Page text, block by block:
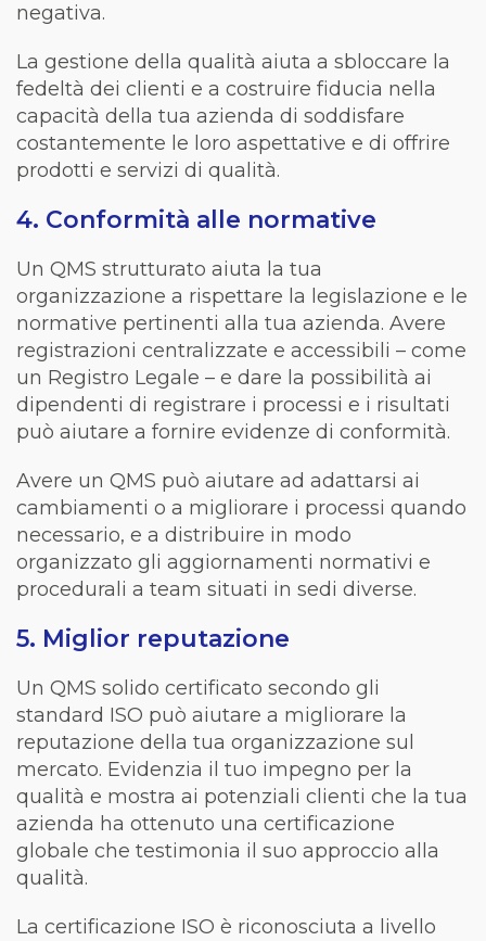
negativa.
La gestione della qualità aiuta a sbloccare la
fedeltà dei clienti e a costruire fiducia nella
capacità della tua azienda di soddisfare
costantemente le loro aspettative e di offrire
prodotti e servizi di qualità.
4. Conformità alle normative
Un QMS strutturato aiuta la tua
organizzazione a rispettare la legislazione e le
normative pertinenti alla tua azienda. Avere
registrazioni centralizzate e accessibili – come
un Registro Legale – e dare la possibilità ai
dipendenti di registrare i processi e i risultati
può aiutare a fornire evidenze di conformità.
Avere un QMS può aiutare ad adattarsi ai
cambiamenti o a migliorare i processi quando
necessario, e a distribuire in modo
organizzato gli aggiornamenti normativi e
procedurali a team situati in sedi diverse.
5. Miglior reputazione
Un QMS solido certificato secondo gli
standard ISO può aiutare a migliorare la
reputazione della tua organizzazione sul
mercato. Evidenzia il tuo impegno per la
qualità e mostra ai potenziali clienti che la tua
azienda ha ottenuto una certificazione
globale che testimonia il suo approccio alla
qualità.
La certificazione ISO è riconosciuta a livello